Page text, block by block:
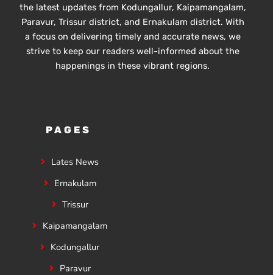
the latest updates from Kodungallur, Kaipamangalam,
Paravur, Trissur district, and Ernakulam district. With
a focus on delivering timely and accurate news, we
strive to keep our readers well-informed about the
happenings in these vibrant regions.
PAGES
Lates News
Ernakulam
Trissur
Kaipamangalam
Kodungallur
Paravur